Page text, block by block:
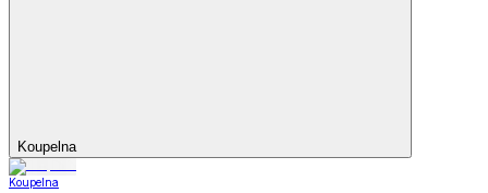
Koupelna
Koupelna